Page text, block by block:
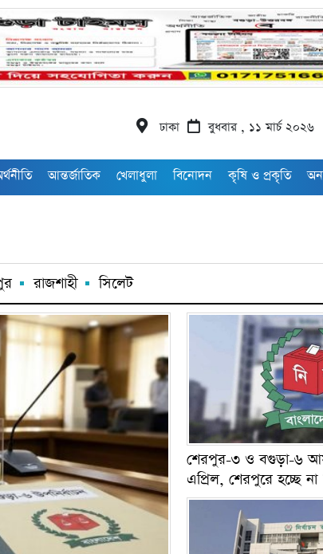
ঢাকা বুধবার , ১১ মার্চ ২০২৬
আন্তর্জাতিক খেলাধুলা বিনোদন কৃষি ও প্রকৃতি
রাজশাহী সিলেট
শেরপুর-৩ ও বগুড়া-৬
এপ্রিল, শেরপুরে হচ্ছে